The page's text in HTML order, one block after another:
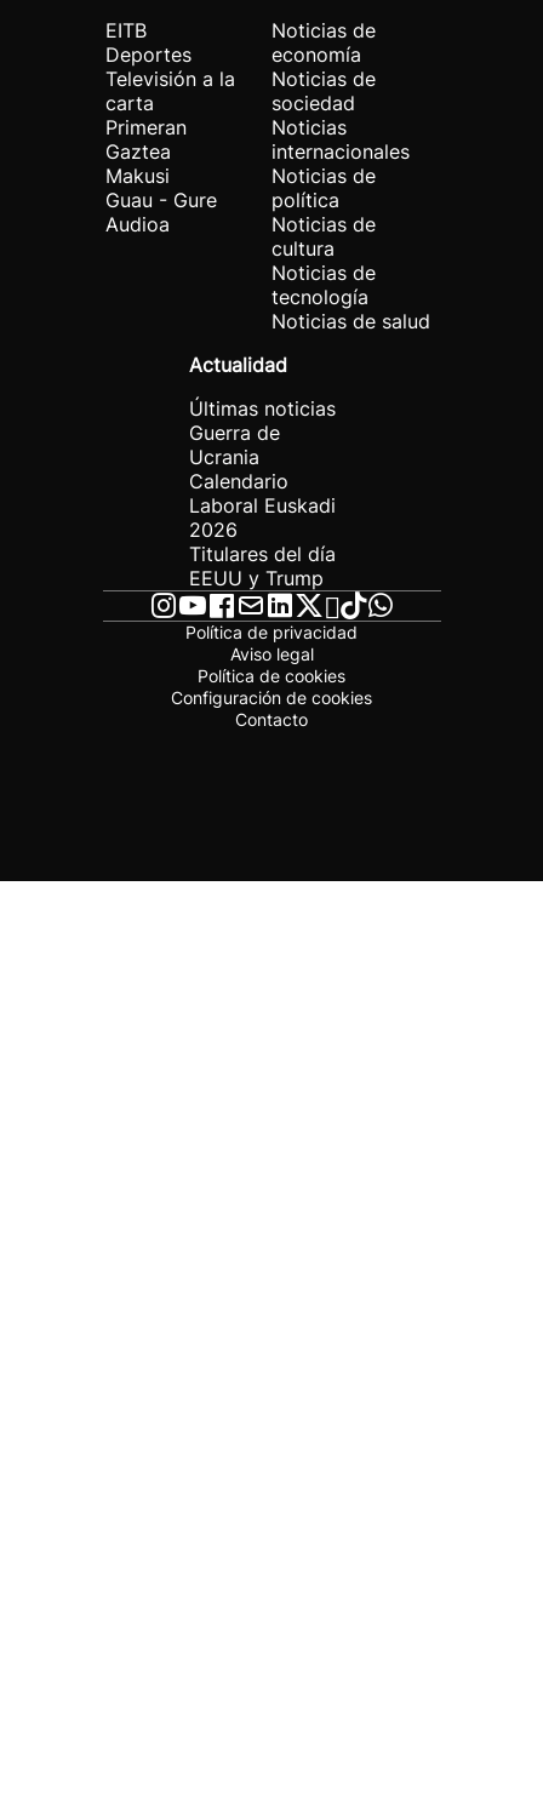
EITB
Deportes
Televisión a la
carta
Primeran
Gaztea
Makusi
Guau - Gure
Audioa
Noticias de
economía
Noticias de
sociedad
Noticias
internacionales
Noticias de
política
Noticias de
cultura
Noticias de
tecnología
Noticias de salud
Actualidad
Últimas noticias
Guerra de
Ucrania
Calendario
Laboral Euskadi
2026
Titulares del día
EEUU y Trump
Política de privacidad
Aviso legal
Política de cookies
Configuración de cookies
Contacto